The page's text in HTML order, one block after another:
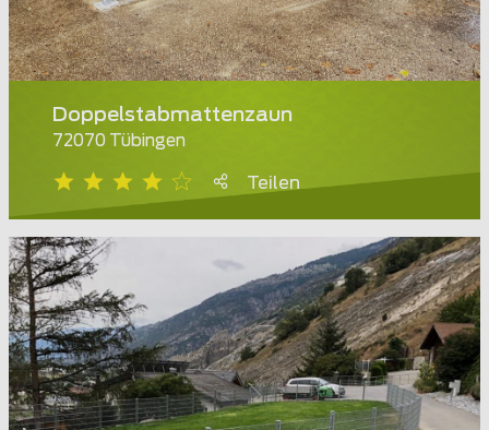
Doppelstabmattenzaun
72070 Tübingen
Teilen